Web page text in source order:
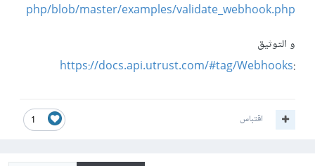
php/blob/master/examples/validate_webhook.php
و التوثيق
https://docs.api.utrust.com/#tag/Webhooks
1 اقتباس